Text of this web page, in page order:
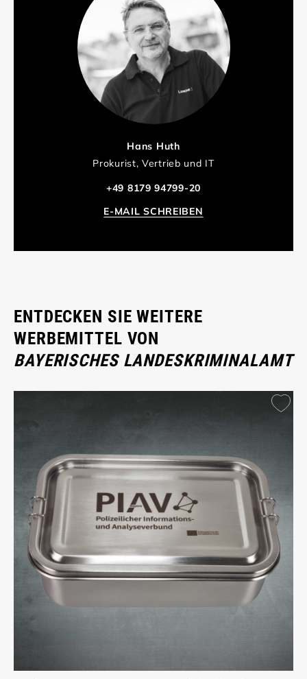
Hans Huth
Prokurist, Vertrieb und IT
+49 8179 94799-20
E-MAIL SCHREIBEN
ENTDECKEN SIE WEITERE
WERBEMITTEL VON
BAYERISCHES LANDESKRIMINALAMT